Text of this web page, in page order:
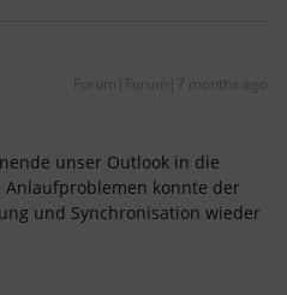
Forum|Forum|7 months ago
unser Outlook in die
Anlaufproblemen konnte der
und Synchronisation wieder